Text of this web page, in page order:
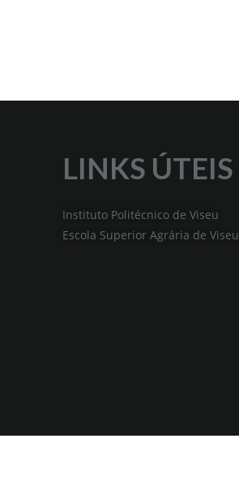
LINKS ÚTEIS
Instituto Politécnico de Viseu
Escola Superior Agrária de Viseu